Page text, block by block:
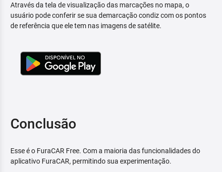
Através da tela de visualização das marcações no mapa, o
usuário pode conferir se sua demarcação condiz com os pontos
de referência que ele tem nas imagens de satélite.
Conclusão
Esse é o FuraCAR Free. Com a maioria das funcionalidades do
aplicativo FuraCAR, permitindo sua experimentação.